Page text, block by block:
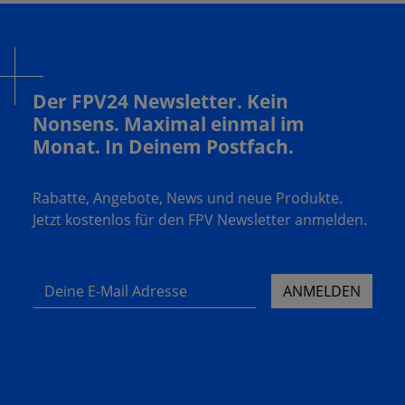
Der FPV24 Newsletter. Kein
Nonsens. Maximal einmal im
Monat. In Deinem Postfach.
Rabatte, Angebote, News und neue Produkte.
Jetzt kostenlos für den FPV Newsletter anmelden.
Deine E-Mail Adresse ANMELDEN